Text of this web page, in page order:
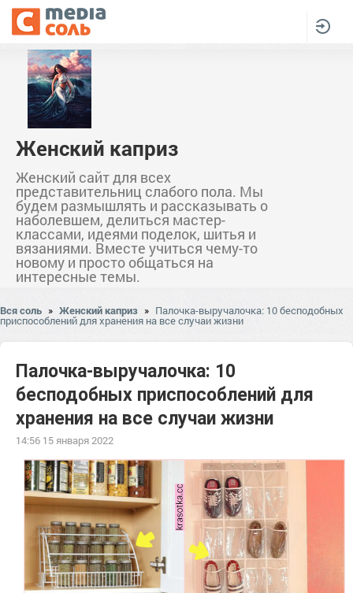
Женский каприз
Женский сайт для всех
представительниц слабого пола. Мы
будем размышлять и рассказывать о
наболевшем, делиться мастер-
классами, идеями поделок, шитья и
вязаниями. Вместе учиться чему-то
новому и просто общаться на
интересные темы.
Вся соль » Женский каприз » Палочка-выручалочка: 10 бесподобных
приспособлений для хранения на все случаи жизни
Палочка-выручалочка: 10
бесподобных приспособлений для
хранения на все случаи жизни
14:56 15 января 2022